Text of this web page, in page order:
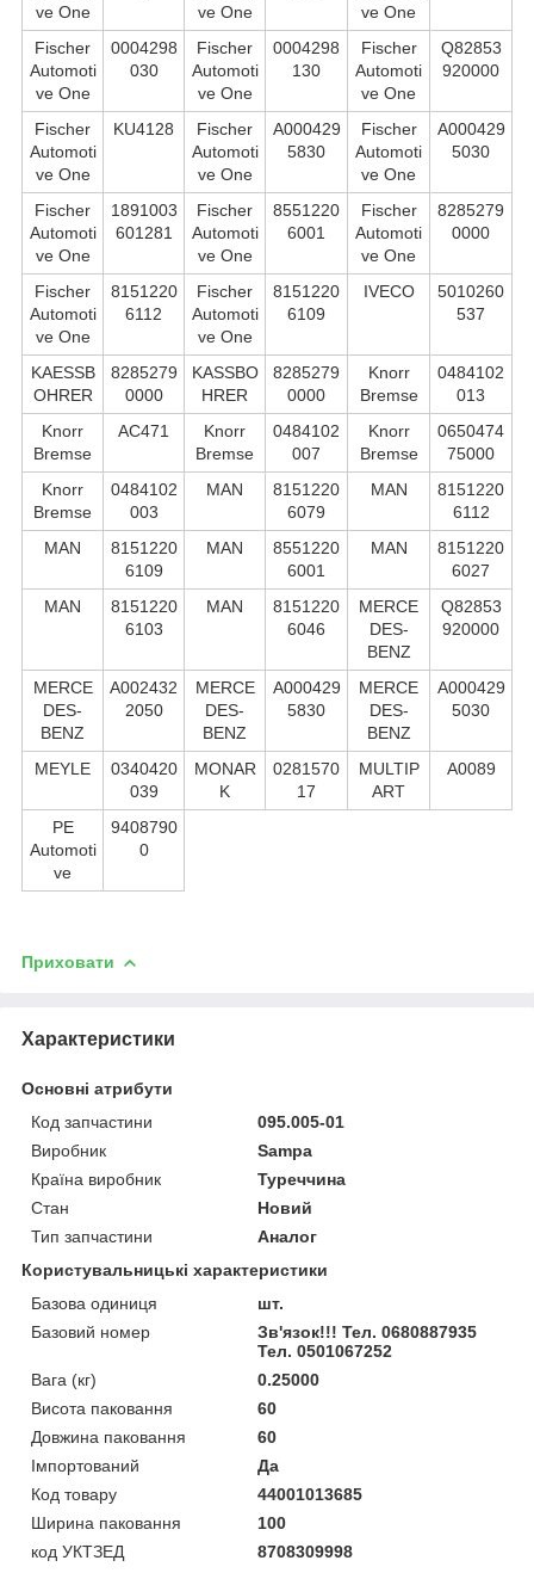
ve One
ve One
ve One
Fischer
Automoti
ve One
0004298
030
Fischer
Automoti
ve One
0004298
130
Fischer
Automoti
ve One
Q82853
920000
Fischer
Automoti
ve One
KU4128
Fischer
Automoti
ve One
A000429
5830
Fischer
Automoti
ve One
A000429
5030
Fischer
Automoti
ve One
1891003
601281
Fischer
Automoti
ve One
8551220
6001
Fischer
Automoti
ve One
8285279
0000
Fischer
Automoti
ve One
8151220
6112
Fischer
Automoti
ve One
8151220
6109
IVECO
5010260
537
KAESSB
OHRER
8285279
0000
KASSBO
HRER
8285279
0000
Knorr
Bremse
0484102
013
Knorr
Bremse
AC471
Knorr
Bremse
0484102
007
Knorr
Bremse
0650474
75000
Knorr
Bremse
0484102
003
MAN
8151220
6079
MAN
8151220
6112
MAN
8151220
6109
MAN
8551220
6001
MAN
8151220
6027
MAN
8151220
6103
MAN
8151220
6046
MERCE
DES-
BENZ
Q82853
920000
MERCE
DES-
BENZ
A002432
2050
MERCE
DES-
BENZ
A000429
5830
MERCE
DES-
BENZ
A000429
5030
MEYLE
0340420
039
MONAR
K
0281570
17
MULTIP
ART
A0089
PE
Automoti
ve
9408790
0
Приховати
Характеристики
Основні атрибути
Код запчастини
095.005-01
Виробник
Sampa
Країна виробник
Туреччина
Стан
Новий
Тип запчастини
Аналог
Користувальницькі характеристики
Базова одиниця
шт.
Базовий номер
Зв'язок!!! Тел. 0680887935
Тел. 0501067252
Вага (кг)
0.25000
Висота паковання
60
Довжина паковання
60
Імпортований
Да
Код товару
44001013685
Ширина паковання
100
код УКТЗЕД
8708309998